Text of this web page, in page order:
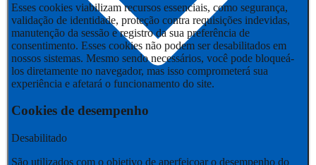
Esses cookies viabilizam recursos essenciais, como segurança,
validação de identidade, proteção contra requisições indevidas,
manutenção da sessão e registro da sua preferência de
consentimento. Esses cookies não podem ser desabilitados em
nossos sistemas. Mesmo sendo necessários, você pode bloqueá-
los diretamente no navegador, mas isso comprometerá sua
experiência e afetará o funcionamento do site.
Cookies de desempenho
Desabilitado
São utilizados com o objetivo de aperfeiçoar o desempenho do